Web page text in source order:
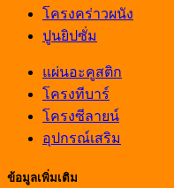
โครงคร่าวผนัง
ปูนยิปซั่ม
แผ่นอะคูสติก
โครงทีบาร์
โครงซีลายน์
อุปกรณ์เสริม
ข้อมูลเพิ่มเติม